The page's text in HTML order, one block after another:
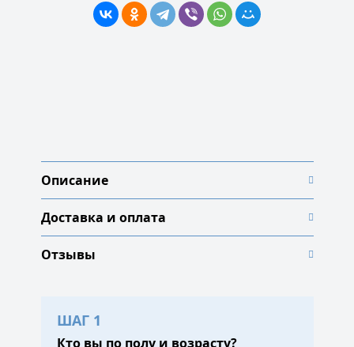
Описание
Доставка и оплата
Отзывы
ШАГ 1
Кто вы по полу и возрасту?